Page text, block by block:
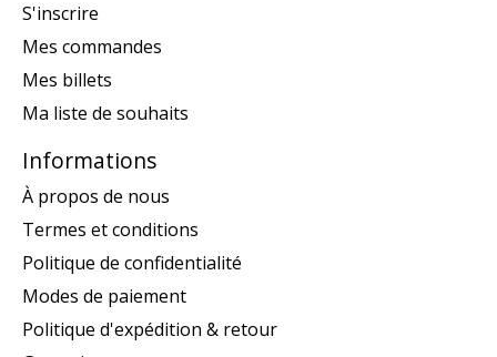
S'inscrire
Mes commandes
Mes billets
Ma liste de souhaits
Informations
À propos de nous
Termes et conditions
Politique de confidentialité
Modes de paiement
Politique d'expédition & retour